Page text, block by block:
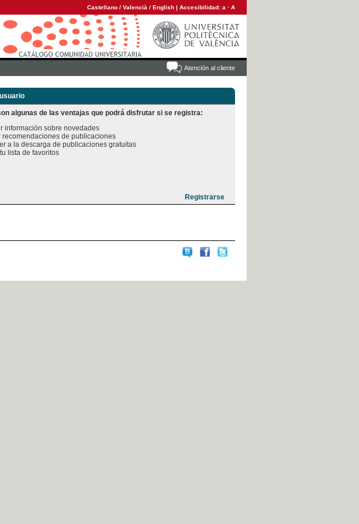
Castellano / Valencià / English | Accesibilidad: a · A
Atención al cliente
algunas de las ventajas que podrá disfrutar si se registra:
información sobre novedades
recomendaciones de publicaciones
a la descarga de publicaciones gratuitas